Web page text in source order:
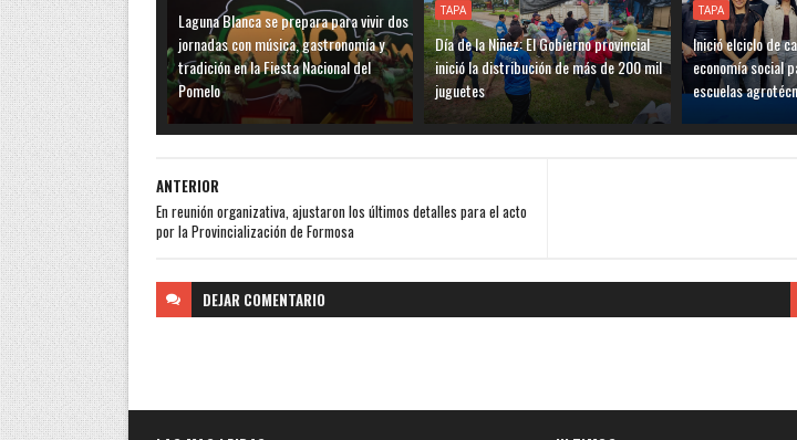
Laguna Blanca se prepara para vivir dos
jornadas con música, gastronomía y
tradición en la Fiesta Nacional del
Pomelo
TAPA
Día de la Niñez: El Gobierno provincial
inició la distribución de más de 200 mil
juguetes
TAPA
Inició elciclo de
economía social
escuelas
ANTERIOR
En reunión organizativa, ajustaron los últimos detalles para el acto
por la Provincialización de Formosa
DEJAR COMENTARIO